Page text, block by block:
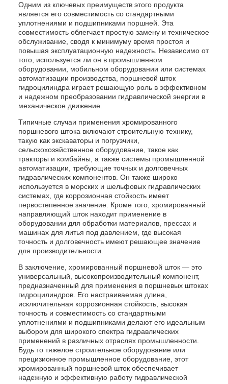
Одним из ключевых преимуществ этого продукта
является его совместимость со стандартными
уплотнениями и подшипниками поршней. Эта
совместимость облегчает простую замену и техническое
обслуживание, сводя к минимуму время простоя и
повышая эксплуатационную надежность. Независимо от
того, используется ли он в промышленном
оборудовании, мобильном оборудовании или системах
автоматизации производства, поршневой шток
гидроцилиндра играет решающую роль в эффективном
и надежном преобразовании гидравлической энергии в
механическое движение.
Типичные случаи применения хромированного
поршневого штока включают строительную технику,
такую как экскаваторы и погрузчики,
сельскохозяйственное оборудование, такое как
тракторы и комбайны, а также системы промышленной
автоматизации, требующие точных и долговечных
гидравлических компонентов. Он также широко
используется в морских и шельфовых гидравлических
системах, где коррозионная стойкость имеет
первостепенное значение. Кроме того, хромированный
направляющий шток находит применение в
оборудовании для обработки материалов, прессах и
машинах для литья под давлением, где высокая
точность и долговечность имеют решающее значение
для производительности.
В заключение, хромированный поршневой шток — это
универсальный, высокопроизводительный компонент,
предназначенный для применения в поршневых штоках
гидроцилиндров. Его настраиваемая длина,
исключительная коррозионная стойкость, высокая
точность и совместимость со стандартными
уплотнениями и подшипниками делают его идеальным
выбором для широкого спектра гидравлических
применений в различных отраслях промышленности.
Будь то тяжелое строительное оборудование или
прецизионное промышленное оборудование, этот
хромированный поршневой шток обеспечивает
надежную и эффективную работу гидравлической